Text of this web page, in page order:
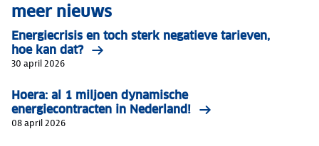
meer nieuws
Energiecrisis en toch sterk negatieve tarieven,
hoe kan dat?
30 april 2026
Hoera: al 1 miljoen dynamische
energiecontracten in Nederland!
08 april 2026